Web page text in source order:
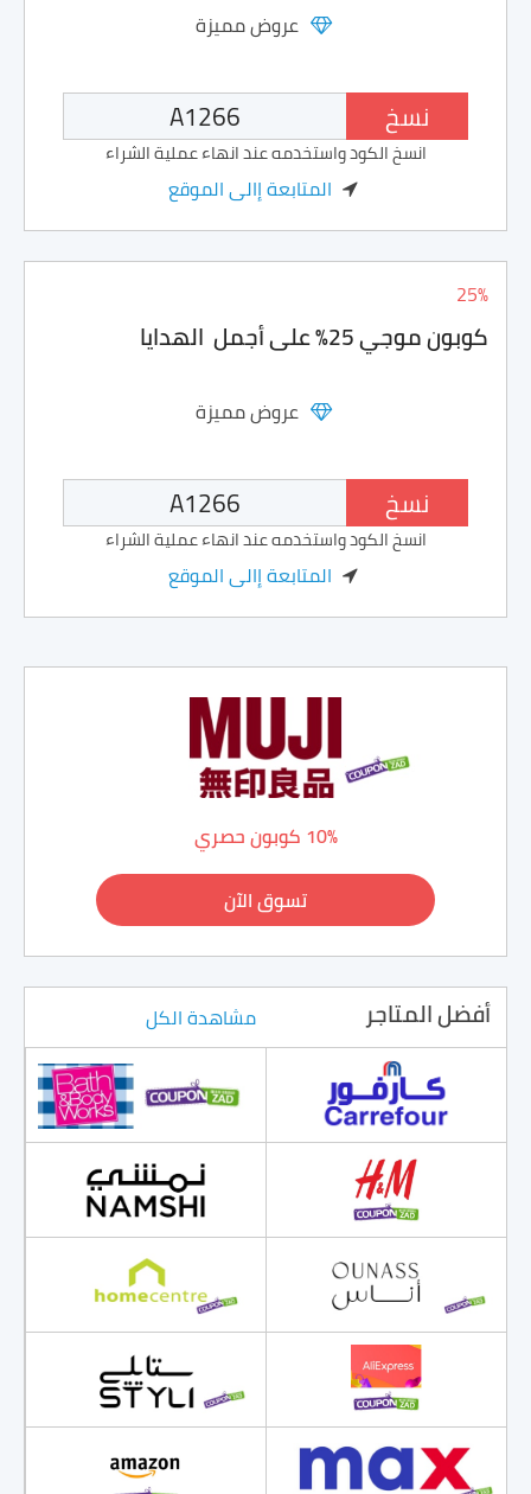
عروض مميزة
نسخ
انسخ الكود واستخدمه عند انهاء عملية الشراء
المتابعة إالى الموقع
25%
كوبون موجي 25% على أجمل الهدايا
عروض مميزة
نسخ
انسخ الكود واستخدمه عند انهاء عملية الشراء
المتابعة إالى الموقع
10% كوبون حصري
تسوق الآن
أفضل المتاجر مشاهدة الكل